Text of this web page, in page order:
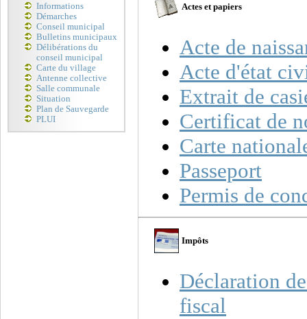
Informations
Démarches
Conseil municipal
Bulletins municipaux
Délibérations du
conseil municipal
Carte du village
Antenne collective
Salle communale
Situation
Plan de Sauvegarde
PLUI
Actes et papiers
Acte de
Acte d'état
Extrait de
Certificat de
Carte
Passeport
Permis de
Impôts
Déclaration
fiscal